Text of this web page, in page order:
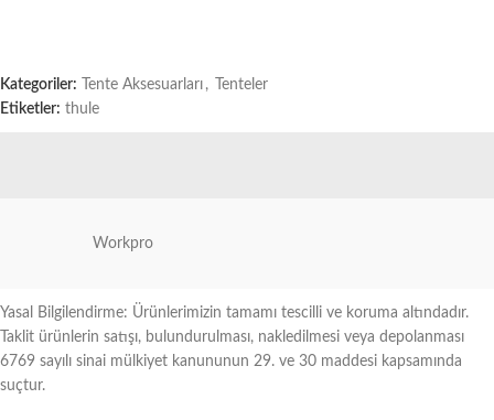
Kategoriler: Tente Aksesuarları ,
Tenteler
Etiketler: thule
Workpro
Yasal Bilgilendirme: Ürünlerimizin tamamı tescilli ve koruma altındadır.
Taklit ürünlerin satışı, bulundurulması, nakledilmesi veya depolanması
6769 sayılı sinai mülkiyet kanununun 29. ve 30 maddesi kapsamında
suçtur.